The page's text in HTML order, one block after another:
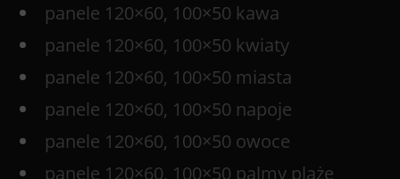
panele 120×60, 100×50 kawa
panele 120×60, 100×50 kwiaty
panele 120×60, 100×50 miasta
panele 120×60, 100×50 napoje
panele 120×60, 100×50 owoce
panele 120×60, 100×50 palmy plaże